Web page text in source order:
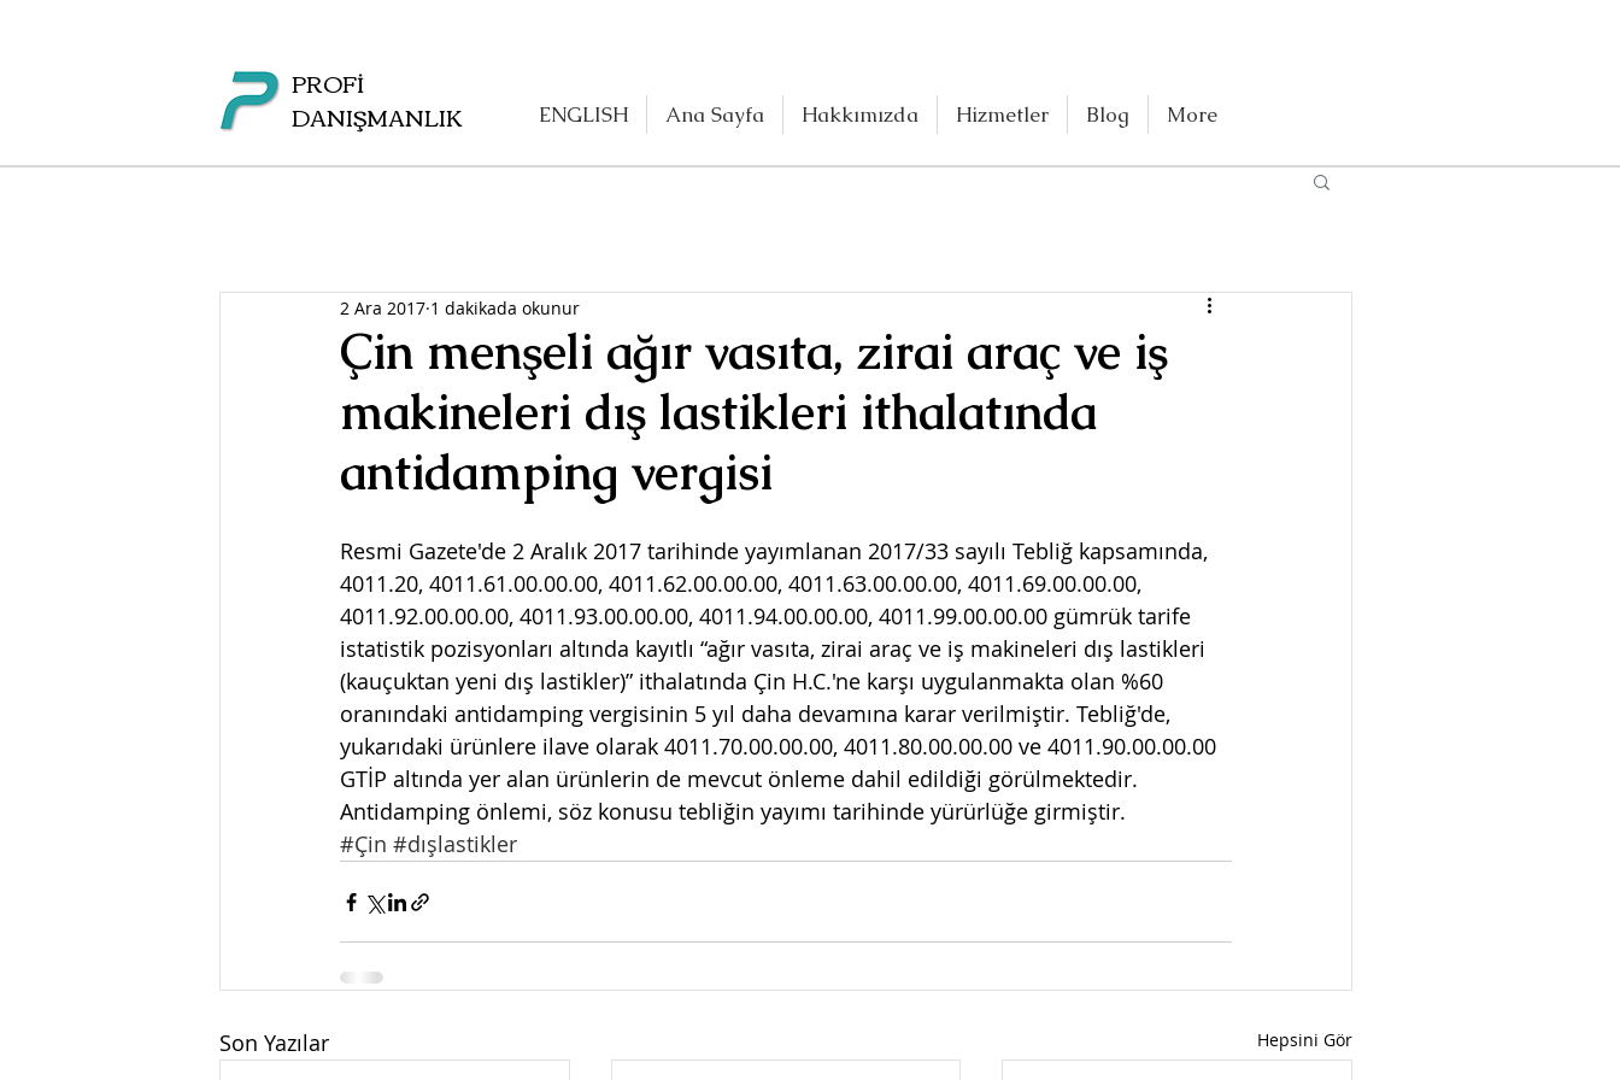
PROFİ
DANIŞMANLIK
ENGLISH Ana Sayfa Hakkımızda Hizmetler Blog More
Çin menşeli ağır vasıta, zirai araç ve iş
makineleri dış lastikleri ithalatında
antidamping vergisi
2 Ara 2017 1 dakikada okunur
Resmi Gazete'de 2 Aralık 2017 tarihinde yayımlanan 2017/33 sayılı Tebliğ kapsamında,
4011.20, 4011.61.00.00.00, 4011.62.00.00.00, 4011.63.00.00.00, 4011.69.00.00.00,
4011.92.00.00.00, 4011.93.00.00.00, 4011.94.00.00.00, 4011.99.00.00.00 gümrük tarife
istatistik pozisyonları altında kayıtlı “ağır vasıta, zirai araç ve iş makineleri dış lastikleri
(kauçuktan yeni dış lastikler)” ithalatında Çin H.C.'ne karşı uygulanmakta olan %60
oranındaki antidamping vergisinin 5 yıl daha devamına karar verilmiştir. Tebliğ'de,
yukarıdaki ürünlere ilave olarak 4011.70.00.00.00, 4011.80.00.00.00 ve 4011.90.00.00.00
GTİP altında yer alan ürünlerin de mevcut önleme dahil edildiği görülmektedir.
Antidamping önlemi, söz konusu tebliğin yayımı tarihinde yürürlüğe girmiştir.
#Çin #dışlastikler
Son Yazılar Hepsini Gör